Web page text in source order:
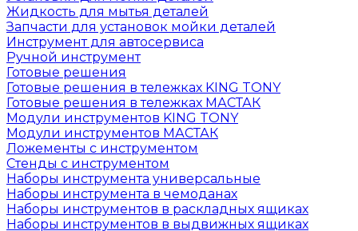
Жидкость для мытья деталей
Запчасти для установок мойки деталей
Инструмент для автосервиса
Ручной инструмент
Готовые решения
Готовые решения в тележках KING TONY
Готовые решения в тележках МАСТАК
Модули инструментов KING TONY
Модули инструментов МАСТАК
Ложементы с инструментом
Стенды с инструментом
Наборы инструмента универсальные
Наборы инструмента в чемоданах
Наборы инструментов в раскладных ящиках
Наборы инструментов в выдвижных ящиках